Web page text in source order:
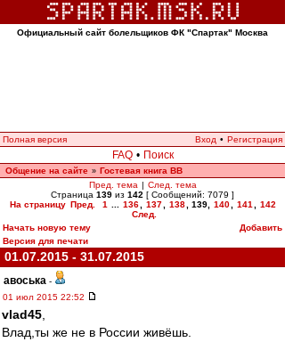
Официальный сайт болельщиков ФК "Спартак" Москва
Полная версия Вход • Регистрация
FAQ • Поиск
Общение на сайте » Гостевая книга ВВ
Пред. тема | След. тема
Страница 139 из 142 [ Сообщений: 7079 ]
На страницу Пред. 1 136 137 138 139, 140 141
142
След.
Начать новую тему
Добавить
Версия для печати
01.07.2015 - 31.07.2015
авоська -
01 июл 2015 22:52
vlad45
Влад,ты же не в России живёшь.